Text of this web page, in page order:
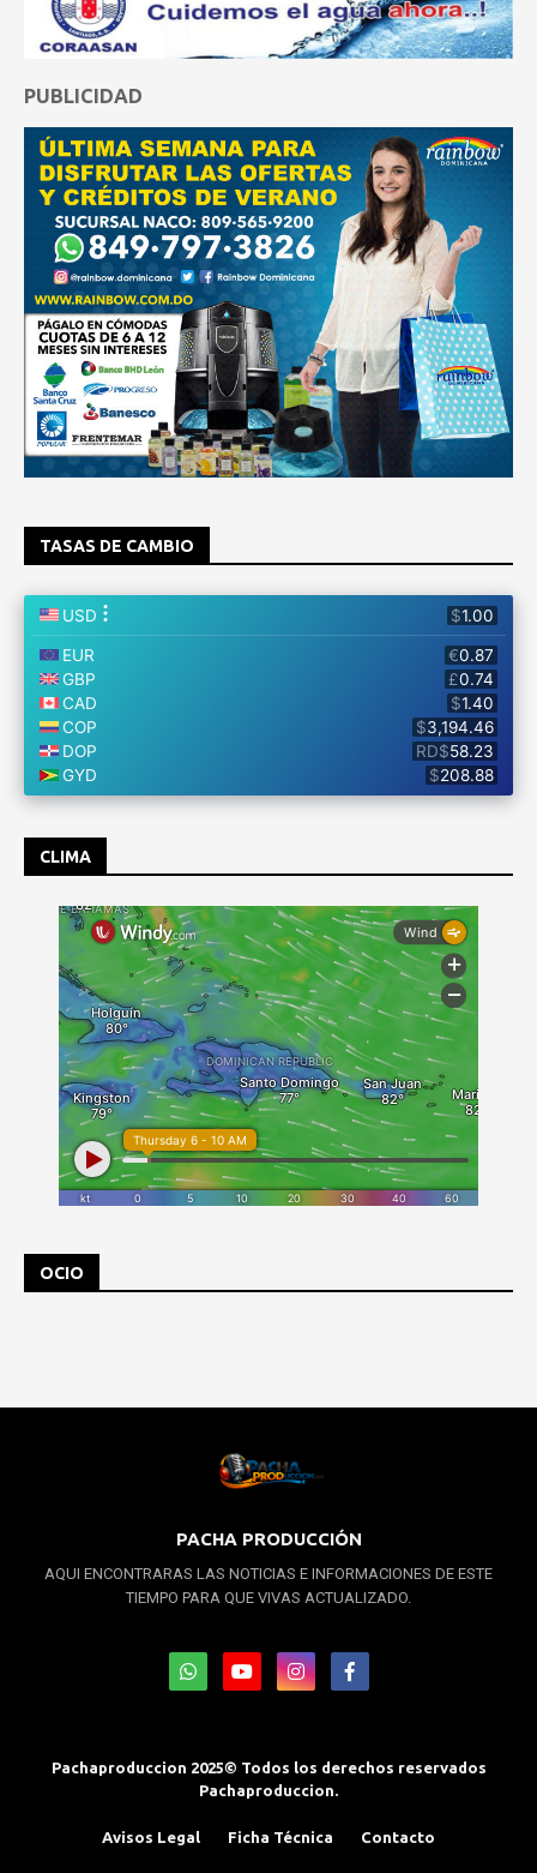
PUBLICIDAD
TASAS DE CAMBIO
CLIMA
OCIO
PACHA PRODUCCIÓN
AQUI ENCONTRARAS LAS NOTICIAS E INFORMACIONES DE ESTE
TIEMPO PARA QUE VIVAS ACTUALIZADO.
Pachaproduccion 2025© Todos los derechos reservados
Pachaproduccion.
Avisos Legal Ficha Técnica Contacto